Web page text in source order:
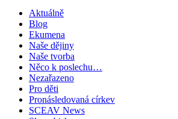
Aktuálně
Blog
Ekumena
Naše dějiny
Naše tvorba
Něco k poslechu…
Nezařazeno
Pro děti
Pronásledovaná církev
SCEAV News